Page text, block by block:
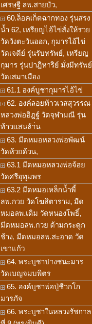
เศรษฐี ลพ.สายบัว,
60.ล็อคเก็ตฉากทอง รุ่นสรง
น้ำ 62, เหรียญไอ้ไข่สั่งให้รวย
วัดวังตะวันออก, กุมารไอ้ไข่
วัดเจดีย์ รุ่นรับทรัพย์, เหรียญ
กุมาร รุ่นปาฎิหาริย์ มั่งมีทรัพย์
วัดเสมาเมือง
61.1 องค์บูชากุมารไอ้ไข่
62. องค์ลอยท้าวเวสสุวรรณ
หลวงพ่ออิฎฐ์ วัดจุฬามณี รุ่น
ท้าวแสนล้า่น
63. มีดหมอหลวงพ่อพัฒน์
วัดห้วยด้วน,
63.1 มีดหมอหลวงพ่อจ้อย
วัดศรีอุทุมพร
63.2 มีดหมอเหล็กน้ำพี้
ลพ.กวย วัดโฆสิตาราม, มีด
หมอลพ.เดิม วัดหนองโพธิ์,
มีดหมอลพ.กวย ด้ามกระดูก
ช้าง, มีดหมอลพ.สะอาด วัด
เขาแก้ว
64. พระบูชาปางชนะมาร
วัดเบญจมบพิตร
65. องค์บูชาพ่อปู่ชีวกโก
มารภัจ
66. พระบูชาในหลวงรัชกาล